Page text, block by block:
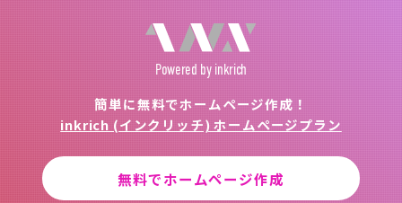
Powered by inkrich
簡単に無料でホームページ作成！
inkrich (インクリッチ) ホームページプラン
無料でホームページ作成